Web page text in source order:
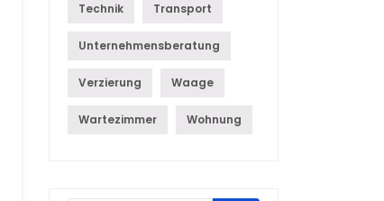
Technik Transport
Unternehmensberatung
Verzierung Waage
Wartezimmer Wohnung